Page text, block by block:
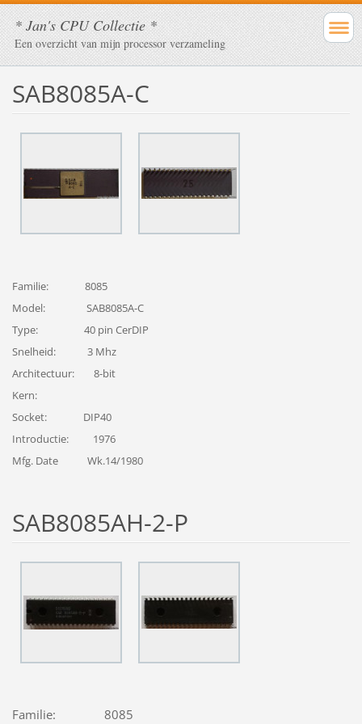
* Jan's CPU Collectie *
Een overzicht van mijn processor verzameling
SAB8085A-C
Familie: 8085
Model: SAB8085A-C
Type: 40 pin CerDIP
Snelheid: 3 Mhz
Architectuur: 8-bit
Kern:
Socket: DIP40
Introductie: 1976
Mfg. Date Wk.14/1980
SAB8085AH-2-P
Familie: 8085